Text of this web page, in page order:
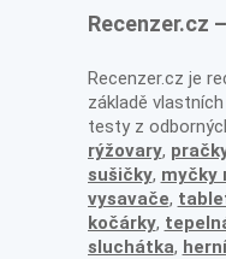
Recenzer.cz
Recenzer.cz je
základě
testy z
rýžovary,
sušičky, myčky
vysavače,
kočárky,
sluchátka,